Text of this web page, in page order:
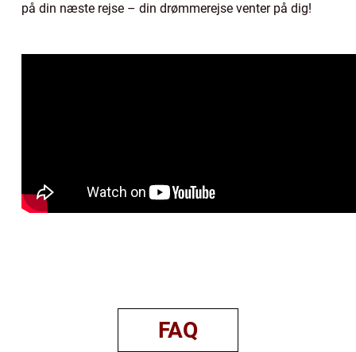
på din næste rejse – din drømmerejse venter på dig!
FAQ